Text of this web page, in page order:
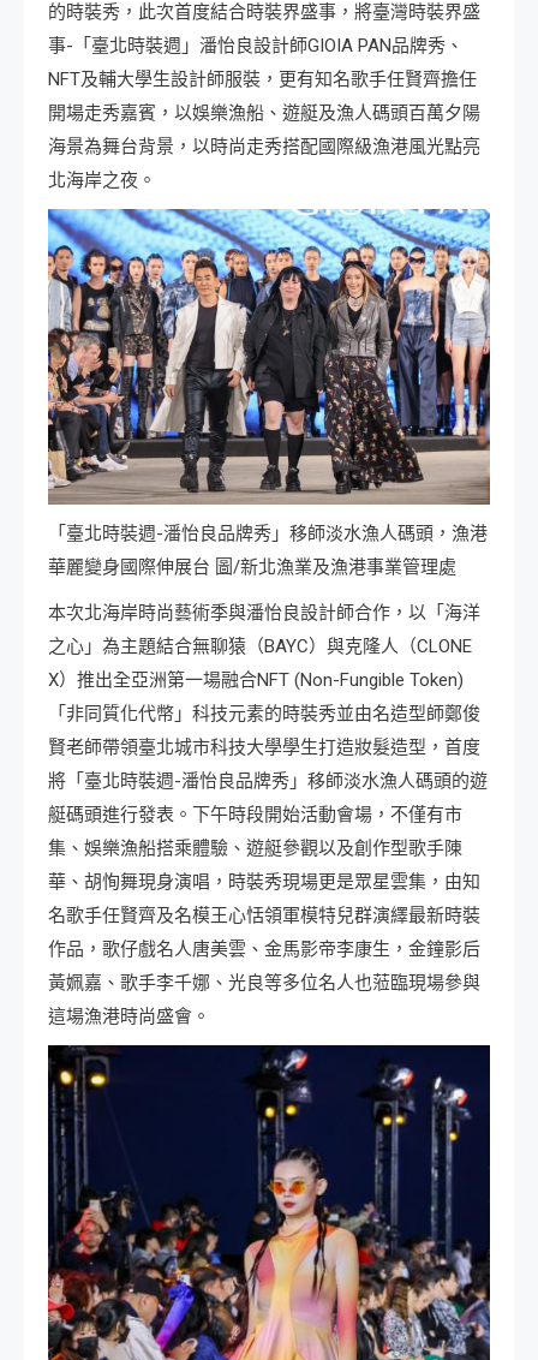
的時裝秀，此次首度結合時裝界盛事，將臺灣時裝界盛
事-「臺北時裝週」潘怡良設計師GIOIA PAN品牌秀、
NFT及輔大學生設計師服裝，更有知名歌手任賢齊擔任
開場走秀嘉賓，以娛樂漁船、遊艇及漁人碼頭百萬夕陽
海景為舞台背景，以時尚走秀搭配國際級漁港風光點亮
北海岸之夜。
「臺北時裝週-潘怡良品牌秀」移師淡水漁人碼頭，漁港
華麗變身國際伸展台 圖/新北漁業及漁港事業管理處
本次北海岸時尚藝術季與潘怡良設計師合作，以「海洋
之心」為主題結合無聊猿（BAYC）與克隆人（CLONE
X）推出全亞洲第一場融合NFT (Non-Fungible Token)
「非同質化代幣」科技元素的時裝秀並由名造型師鄭俊
賢老師帶領臺北城市科技大學學生打造妝髮造型，首度
將「臺北時裝週-潘怡良品牌秀」移師淡水漁人碼頭的遊
艇碼頭進行發表。下午時段開始活動會場，不僅有市
集、娛樂漁船搭乘體驗、遊艇參觀以及創作型歌手陳
華、胡恂舞現身演唱，時裝秀現場更是眾星雲集，由知
名歌手任賢齊及名模王心恬領軍模特兒群演繹最新時裝
作品，歌仔戲名人唐美雲、金馬影帝李康生，金鐘影后
黃姵嘉、歌手李千娜、光良等多位名人也蒞臨現場參與
這場漁港時尚盛會。